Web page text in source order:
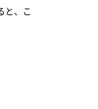
と、こ